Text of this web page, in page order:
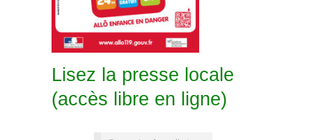
Lisez la presse locale
(accès libre en ligne)